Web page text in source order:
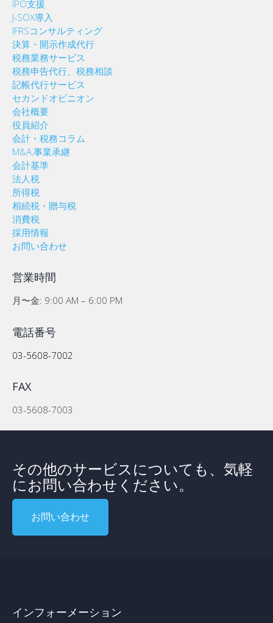
IPO支援
J-SOX導入
IFRSコンサルティング
決算・開示作成代行
税務業務サービス
税務申告代行、税務相談
記帳代行サービス
セカンドオピニオン
会社概要
役員紹介
会計・税務コラム
M&A,事業承継
会計基準
法人税
所得税
相続税・贈与税
消費税
採用情報
お問い合わせ
営業時間
月〜金: 9:00 AM – 6:00 PM
電話番号
03-5608-7002
FAX
03-5608-7003
その他のサービスについても、気軽
にお問い合わせください。
お問い合わせ
インフォーメーション